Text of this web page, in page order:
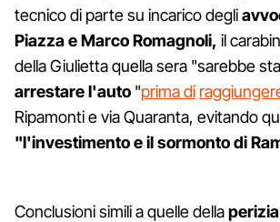
tecnico di parte su incarico degli
Piazza e Marco Romagnoli, il
della Giulietta quella sera "sarebbe
arrestare l'auto "prima di
Ripamonti e via Quaranta, evitando
"l'investimento e il sormonto di
Conclusioni simili a quelle dellaperizia